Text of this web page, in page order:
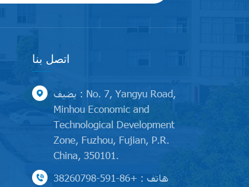
اتصل بنا
يضيف : No. 7, Yangyu Road,
Minhou Economic and
Technological Development
Zone, Fuzhou, Fujian, P.R.
China, 350101.
هاتف : +86-591-38260798